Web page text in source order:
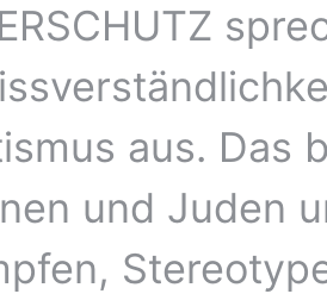
aus. Das
und Juden